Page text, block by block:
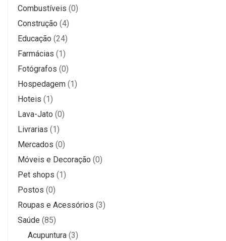
Combustíveis (0)
Construção (4)
Educação (24)
Farmácias (1)
Fotógrafos (0)
Hospedagem (1)
Hoteis (1)
Lava-Jato (0)
Livrarias (1)
Mercados (0)
Móveis e Decoração (0)
Pet shops (1)
Postos (0)
Roupas e Acessórios (3)
Saúde (85)
Acupuntura (3)